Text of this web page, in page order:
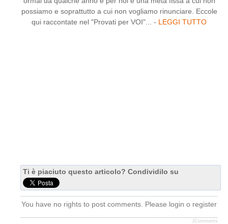
possiamo e soprattutto a cui non vogliamo rinunciare. Eccole
qui raccontate nel "Provati per VOI"... - LEGGI TUTTO
Ti è piaciuto questo articolo? Condividilo su
You have no rights to post comments. Please login o register
JComments